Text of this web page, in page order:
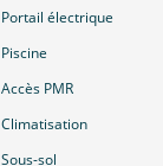
Portail électrique
Piscine
Accès PMR
Climatisation
Sous-sol